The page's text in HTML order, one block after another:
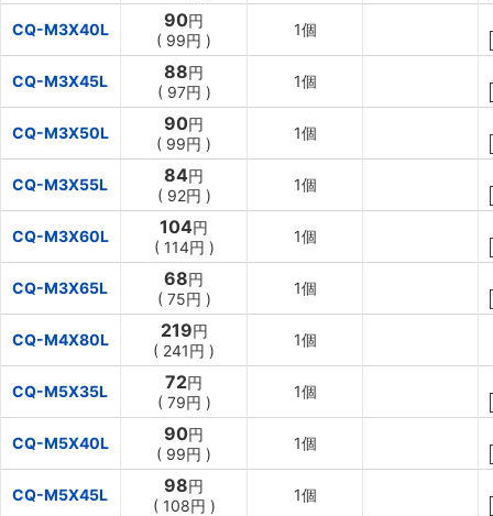
CQ-M3X40L 90円
( 99円 )
1個
CQ-M3X45L 88円
( 97円 )
1個
CQ-M3X50L 90円
( 99円 )
1個
CQ-M3X55L 84円
( 92円 )
1個
CQ-M3X60L 104円
( 114円 )
1個
CQ-M3X65L 68円
( 75円 )
1個
CQ-M4X80L 219円
( 241円 )
1個
CQ-M5X35L 72円
( 79円 )
1個
CQ-M5X40L 90円
( 99円 )
1個
CQ-M5X45L 98円
( 108円 )
1個